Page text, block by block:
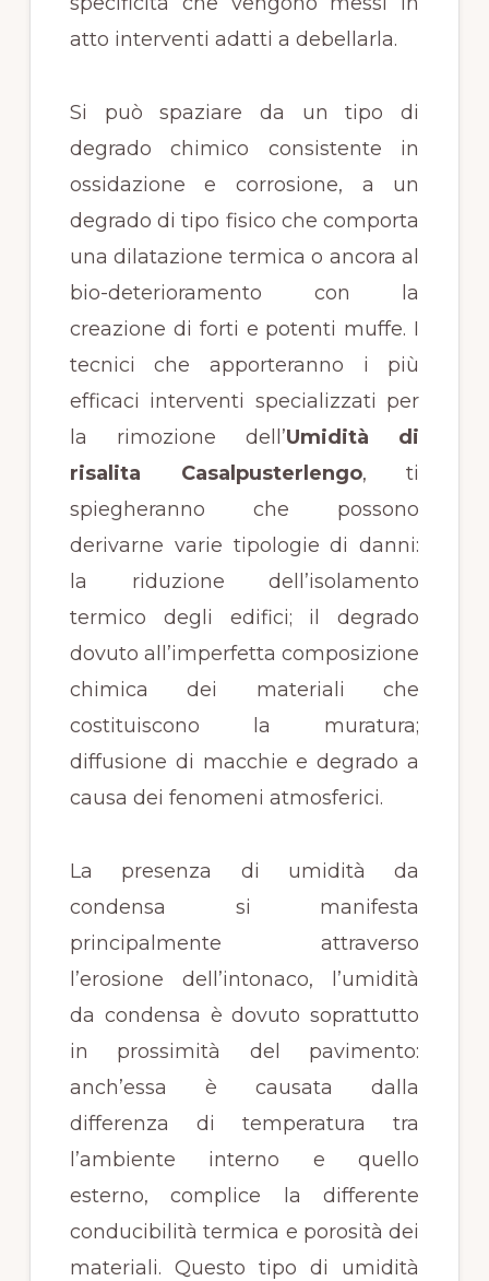
atto interventi adatti a debellarla.
Si può spaziare da un tipo di
degrado chimico consistente in
ossidazione e corrosione, a un
degrado di tipo fisico che comporta
una dilatazione termica o ancora al
bio-deterioramento con la
creazione di forti e potenti muffe. I
tecnici che apporteranno i più
efficaci interventi specializzati per
la rimozione dell’Umidità di
risalita Casalpusterlengo, ti
spiegheranno che possono
derivarne varie tipologie di danni:
la riduzione dell’isolamento
termico degli edifici; il degrado
dovuto all’imperfetta composizione
chimica dei materiali che
costituiscono la muratura;
diffusione di macchie e degrado a
causa dei fenomeni atmosferici.
La presenza di umidità da
condensa si manifesta
principalmente attraverso
l’erosione dell’intonaco, l’umidità
da condensa è dovuto soprattutto
in prossimità del pavimento:
anch’essa è causata dalla
differenza di temperatura tra
l’ambiente interno e quello
esterno, complice la differente
conducibilità termica e porosità dei
materiali. Questo tipo di umidità